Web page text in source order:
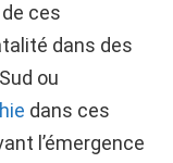
ces
dans des
ou
dans ces
l’émergence